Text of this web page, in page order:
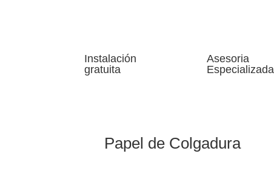
Instalación
gratuita
Asesoria
Especializada
Papel de Colgadura